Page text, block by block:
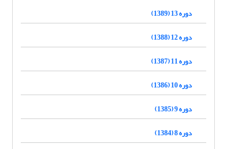
دوره 13 (1389)
دوره 12 (1388)
دوره 11 (1387)
دوره 10 (1386)
دوره 9 (1385)
دوره 8 (1384)